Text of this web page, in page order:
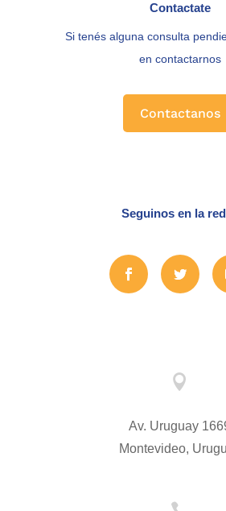
Contactate
Si tenés alguna consulta
en contactarnos
Contactanos
Seguinos en la

Av. Uruguay
Montevideo,